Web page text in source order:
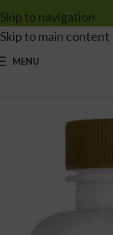
Skip to navigation
Skip to main content
MENU